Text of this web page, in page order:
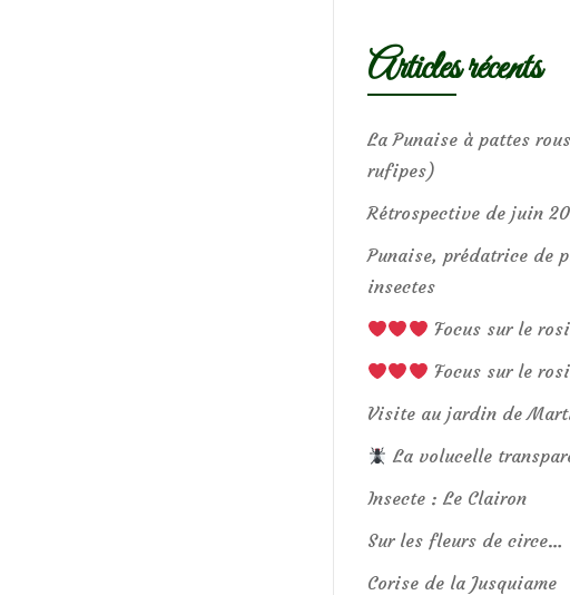
Articles récents
La Punaise à pattes
rufipes)
Rétrospective de juin
Punaise, prédatrice de
insectes
Focus sur le
Focus sur le
Visite au jardin de
La volucelle
Insecte : Le Clairon
Sur les fleurs de circe…
Corise de la Jusquiame